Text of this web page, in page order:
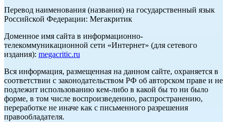
Перевод наименования (названия) на государственный язык
Российской Федерации: Мегакритик
Доменное имя сайта в информационно-
телекоммуникационной сети «Интернет» (для сетевого
издания): megacritic.ru
Вся информация, размещенная на данном сайте, охраняется в
соответствии с законодательством РФ об авторском праве и не
подлежит использованию кем-либо в какой бы то ни было
форме, в том числе воспроизведению, распространению,
переработке не иначе как с письменного разрешения
правообладателя.